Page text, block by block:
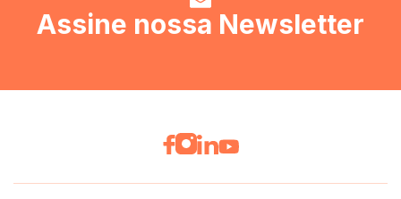
Assine nossa Newsletter